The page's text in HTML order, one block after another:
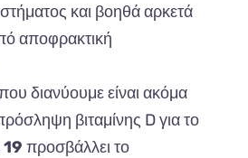
και βοηθά αρκετά
αποφρακτική
διανύουμε είναι ακόμα
βιταμίνης D για το
προσβάλλει το